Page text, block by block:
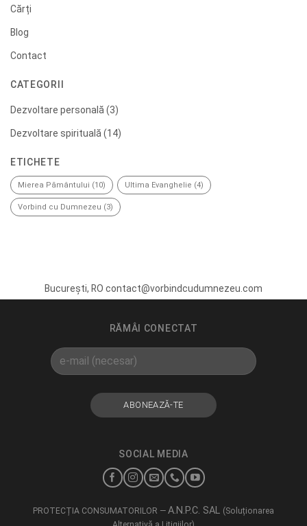
Cărți
Blog
Contact
CATEGORII
Dezvoltare personală(3)
Dezvoltare spirituală(14)
ETICHETE
Mierea Pământului (10) Ultima Evanghelie (4)
Vorbind cu Dumnezeu (3)
București, RO contact@vorbindcudumnezeu.com
RĂMÂI CONECTAT
SOCIAL MEDIA
PROTECȚIA CONSUMATORILOR — A.N.P.C. SAL (Soluționarea